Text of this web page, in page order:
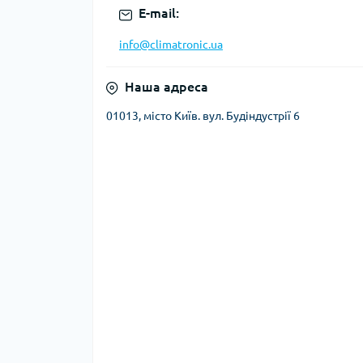
E-mail:
info@climatronic.ua
Наша адреса
01013, місто Київ. вул. Будіндустрії 6